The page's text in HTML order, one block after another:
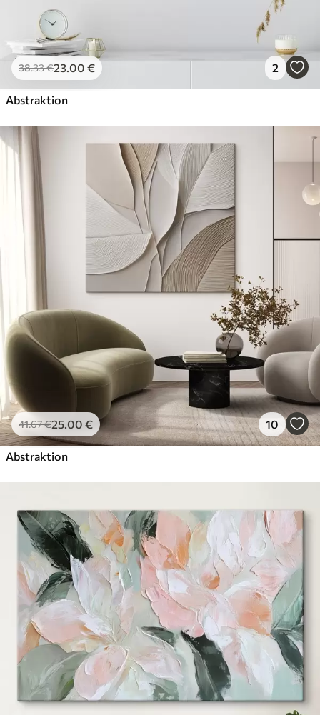
38.33€23.00 € 2
Abstraktion
41.67€25.00 € 10
Abstraktion